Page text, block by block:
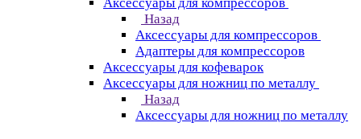
Назад
Аксессуары для компрессоров
Адаптеры для компрессоров
Аксессуары для кофеварок
Аксессуары для ножниц по металлу
Назад
Аксессуары для ножниц по металлу